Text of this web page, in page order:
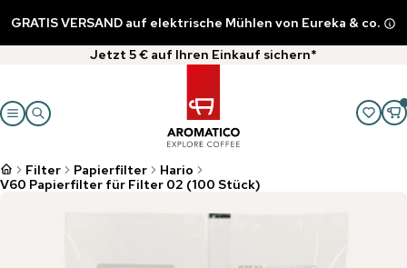
GRATIS VERSAND auf elektrische Mühlen von Eureka & co.
Jetzt 5 € auf Ihren Einkauf sichern*
Filter Papierfilter
Hario
V60 Papierfilter für Filter 02 (100 Stück)